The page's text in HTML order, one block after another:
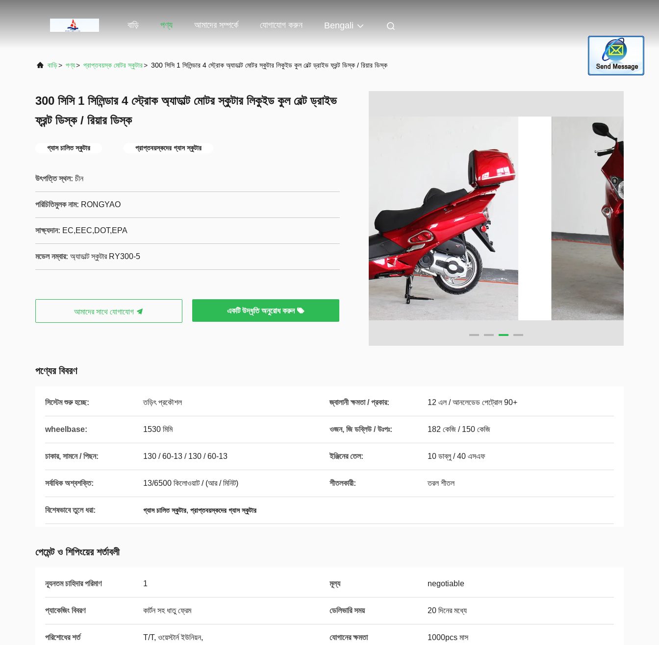
বাড়ি পণ্য আমাদের সম্পর্কে যোগাযোগ করুন Bengali
বাড়ি> পণ্য> প্রাপ্তবয়স্ক মোটর স্কুটার> 300 সিসি 1 সিলিন্ডার 4 স্ট্রোক অ্যাডাল্ট মোটর স্কুটার লিকুইড কুল বেল্ট ড্রাইভ ফ্রন্ট ডিস্ক / রিয়ার ডিস্ক
300 সিসি 1 সিলিন্ডার 4 স্ট্রোক অ্যাডাল্ট মোটর স্কুটার লিকুইড কুল বেল্ট ড্রাইভ
ফ্রন্ট ডিস্ক / রিয়ার ডিস্ক
গ্যাস চালিত স্কুটার প্রাপ্তবয়স্কদের গ্যাস স্কুটার
উৎপত্তি স্থল: চীন
পরিচিতিমুলক নাম: RONGYAO
সাক্ষ্যদান: EC,EEC,DOT,EPA
মডেল নম্বার: অ্যাডাল্ট স্কুটার RY300-5
আমাদের সাথে যোগাযোগ একটি উদ্ধৃতি অনুরোধ করুন
পণ্যের বিবরণ
সিস্টেম শুরু হচ্ছে: তড়িৎ প্রকৌশল জ্বালানী ক্ষমতা / প্রকার: 12 এল / আনলেডেড পেট্রোল 90+
wheelbase: 1530 মিমি ওজন, জি ডব্লিউ / উঃপঃ: 182 কেজি / 150 কেজি
চাকার, সামনে / পিছন: 130 / 60-13 / 130 / 60-13 ইঞ্জিনের তেল: 10 ডাব্লু / 40 এসএফ
সর্বাধিক অশ্বশক্তি: 13/6500 কিলোওয়াট / (আর / মিনিট) শীতলকারী: তরল শীতল
বিশেষভাবে তুলে ধরা: গ্যাস চালিত স্কুটার, প্রাপ্তবয়স্কদের গ্যাস স্কুটার
পেমেন্ট ও শিপিংয়ের শর্তাবলী
ন্যূনতম চাহিদার পরিমাণ 1 মূল্য negotiable
প্যাকেজিং বিবরণ কার্টন সহ ধাতু ফ্রেম ডেলিভারি সময় 20 দিনের মধ্যে
পরিশোধের শর্ত T/T, ওয়েস্টার্ন ইউনিয়ন, যোগানের ক্ষমতা 1000pcs মাস